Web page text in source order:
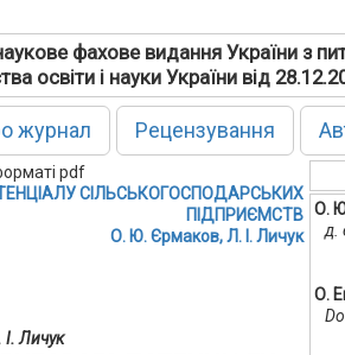
фахове видання України з
освіти і науки України від
журнал Рецензування
СІЛЬСЬКОГОСПОДАРСЬКИХ
ПІДПРИЄМСТВ
О. Ю. Єрмаков, Л. І. Личук
Личук
О.
д.
О.